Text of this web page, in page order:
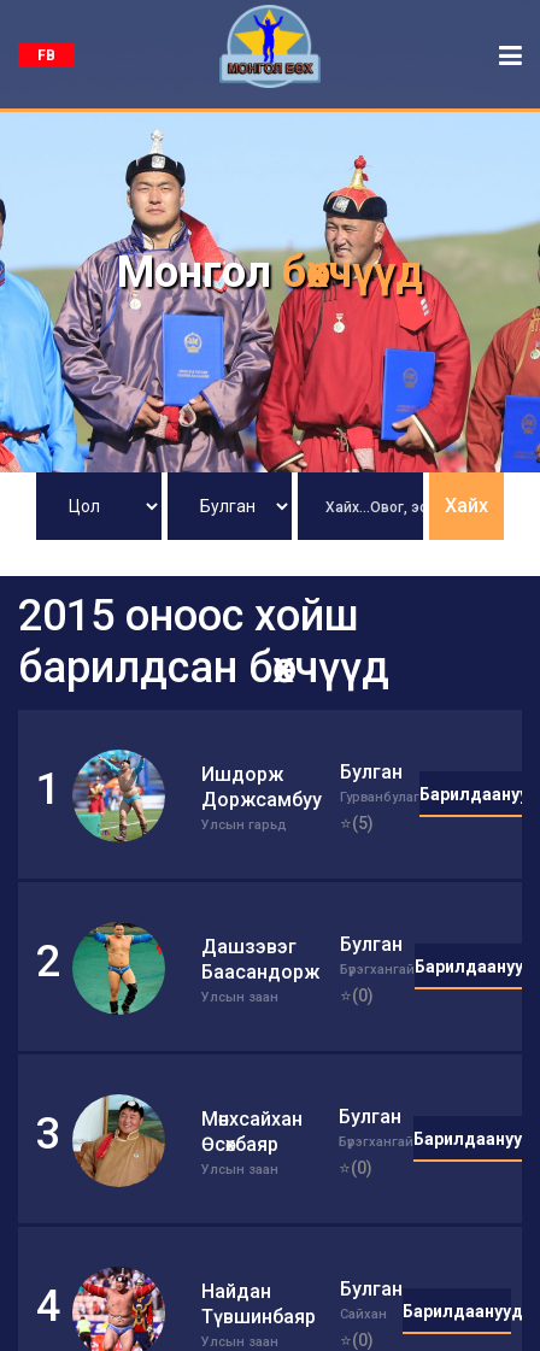
FB
Монголбөхчүүд
Хайх
2015 оноос хойш
барилдсан бөхчүүд
1
Ишдорж
Доржсамбуу
Улсын гарьд
Булган
Гурванбулаг
⭐(5)
Барилдаанууд
2
Дашзэвэг
Баасандорж
Улсын заан
Булган
Бүрэгхангай
⭐(0)
Барилдаанууд
3
Мөнхсайхан
Өсөхбаяр
Улсын заан
Булган
Бүрэгхангай
⭐(0)
Барилдаанууд
4
Найдан
Түвшинбаяр
Улсын заан
Булган
Сайхан
⭐(0)
Барилдаанууд